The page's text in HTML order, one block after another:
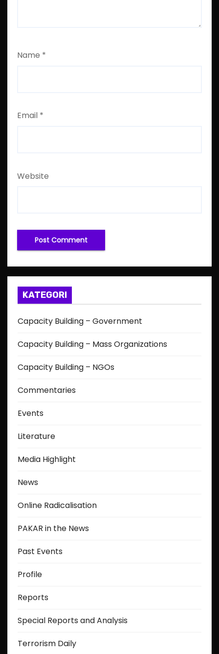
Name *
Email *
Website
KATEGORI
Capacity Building – Government
Capacity Building – Mass Organizations
Capacity Building – NGOs
Commentaries
Events
Literature
Media Highlight
News
Online Radicalisation
PAKAR in the News
Past Events
Profile
Reports
Special Reports and Analysis
Terrorism Daily